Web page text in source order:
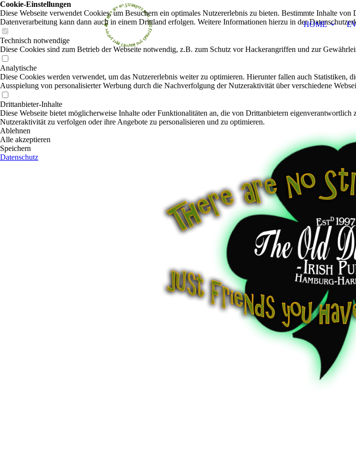
HOME
Cookie-Einstellungen
Diese Webseite verwendet Cookies, um Besuchern ein optimales Nutzererlebnis zu bieten. Bestimmte Inhalte
Datenverarbeitung kann dann auch in einem Drittland erfolgen. Weitere Informationen hierzu in der
Technisch notwendige
Diese Cookies sind zum Betrieb der Webseite notwendig, z.B. zum Schutz vor Hackerangriffen und zur
Analytische
Diese Cookies werden verwendet, um das Nutzererlebnis weiter zu optimieren. Hierunter fallen auch Statistiken,
Ausspielung von personalisierter Werbung durch die Nachverfolgung der Nutzeraktivität über verschiedene
Drittanbieter-Inhalte
Diese Webseite bietet möglicherweise Inhalte oder Funktionalitäten an, die von Drittanbietern
Nutzeraktivität zu verfolgen oder ihre Angebote zu personalisieren und zu optimieren.
Ablehnen
Alle akzeptieren
Speichern
Datenschutz